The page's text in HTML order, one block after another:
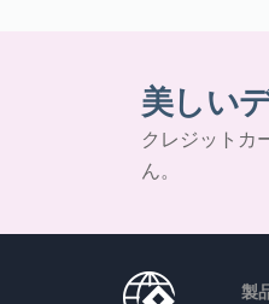
美しい
クレジットカ
ん。
製